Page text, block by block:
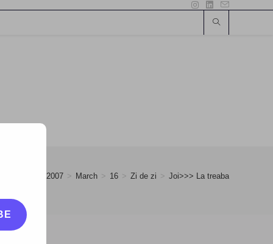
2007 > March > 16 > Zi de zi > Joi>>> La treaba